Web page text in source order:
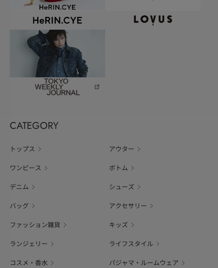
CATEGORY
トップス アウター
ワンピース ボトム
デニム シューズ
バッグ アクセサリー
ファッション雑貨 キッズ
ランジェリー ライフスタイル
コスメ・香水 パジャマ・ルームウェア